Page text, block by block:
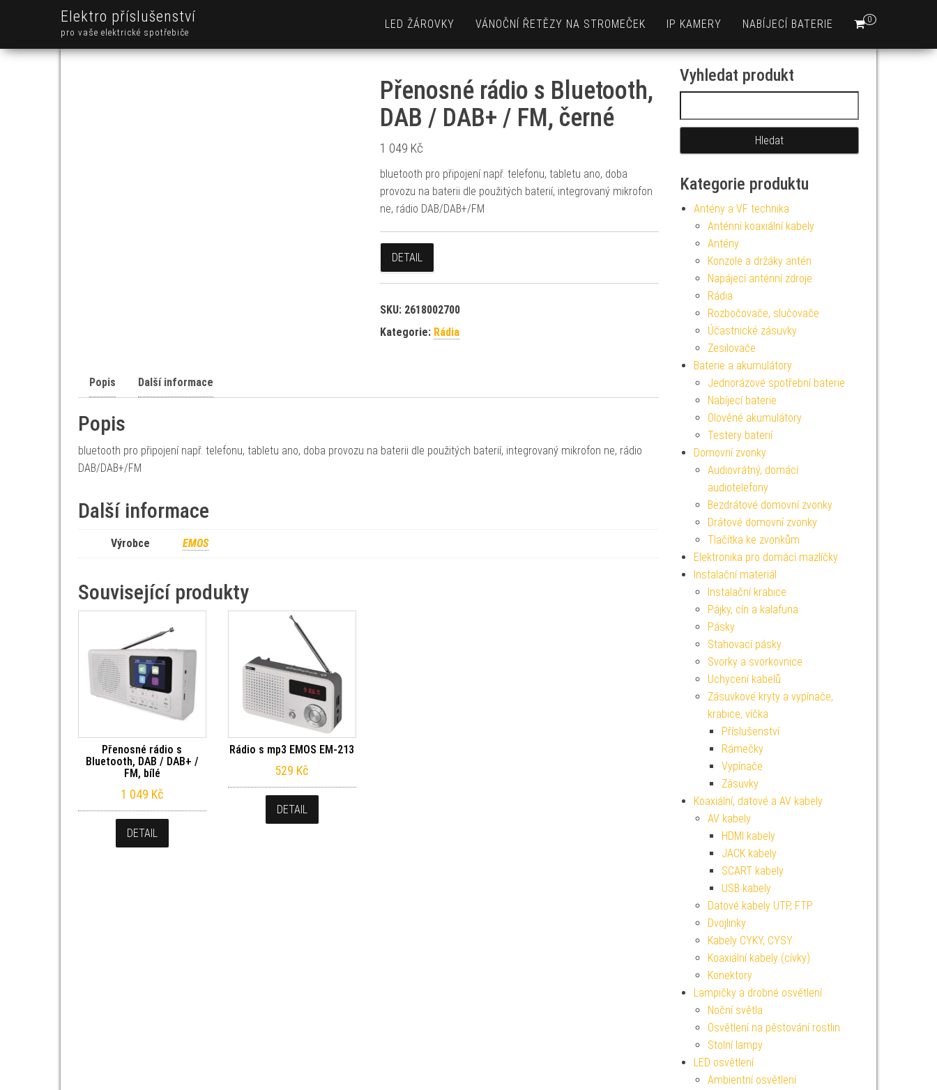
Elektro příslušenství
pro vaše elektrické spotřebiče
0
LED ŽÁROVKY VÁNOČNÍ ŘETĚZY NA STROMEČEK IP KAMERY NABÍJECÍ BATERIE
Přenosné rádio s Bluetooth,
DAB / DAB+ / FM, černé
1 049 Kč
bluetooth pro připojení např. telefonu, tabletu ano, doba
provozu na baterii dle použitých baterií, integrovaný mikrofon
ne, rádio DAB/DAB+/FM
DETAIL
SKU: 2618002700
Kategorie: Rádia
Popis Další informace
Popis
bluetooth pro připojení např. telefonu, tabletu ano, doba provozu na baterii dle použitých baterií, integrovaný mikrofon ne, rádio
DAB/DAB+/FM
Další informace
Výrobce EMOS
Související produkty
Přenosné rádio s
Bluetooth, DAB / DAB+ /
FM, bílé
1 049 Kč
DETAIL
Rádio s mp3 EMOS EM-213
529 Kč
DETAIL
Vyhledat produkt
Kategorie produktu
Antény a VF technika
Anténní koaxiální kabely
Antény
Konzole a držáky antén
Napájecí anténní zdroje
Rádia
Rozbočovače, slučovače
Účastnické zásuvky
Zesilovače
Baterie a akumulátory
Jednorázové spotřební baterie
Nabíjecí baterie
Olověné akumulátory
Testery baterií
Domovní zvonky
Audiovrátný, domácí
audiotelefony
Bezdrátové domovní zvonky
Drátové domovní zvonky
Tlačítka ke zvonkům
Elektronika pro domácí mazlíčky
Instalační materiál
Instalační krabice
Pájky, cín a kalafuna
Pásky
Stahovací pásky
Svorky a svorkovnice
Uchycení kabelů
Zásuvkové kryty a vypínače,
krabice, víčka
Příslušenství
Rámečky
Vypínače
Zásuvky
Koaxiální, datové a AV kabely
AV kabely
HDMI kabely
JACK kabely
SCART kabely
USB kabely
Datové kabely UTP, FTP
Dvojlinky
Kabely CYKY, CYSY
Koaxiální kabely (cívky)
Konektory
Lampičky a drobné osvětlení
Noční světla
Osvětlení na pěstování rostlin
Stolní lampy
LED osvětlení
Ambientní osvětlení